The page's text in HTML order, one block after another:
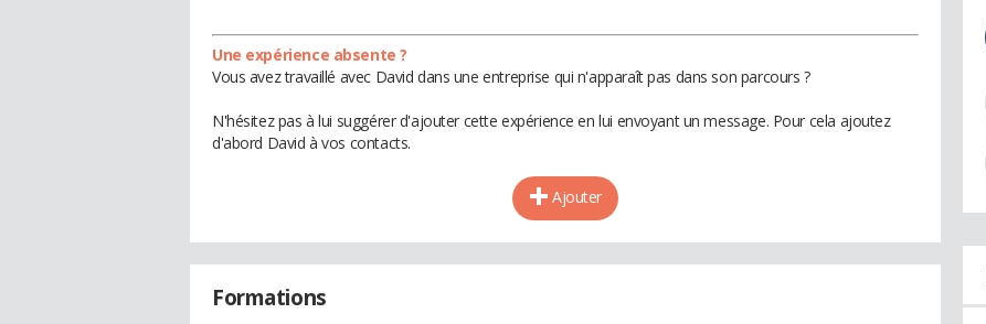
Une expérience absente ?
Vous avez travaillé avec David dans une entreprise qui n'apparaît pas dans son parcours ?
N'hésitez pas à lui suggérer d'ajouter cette expérience en lui envoyant un message. Pour cela ajoutez
d'abord David à vos contacts.
Ajouter
Formations